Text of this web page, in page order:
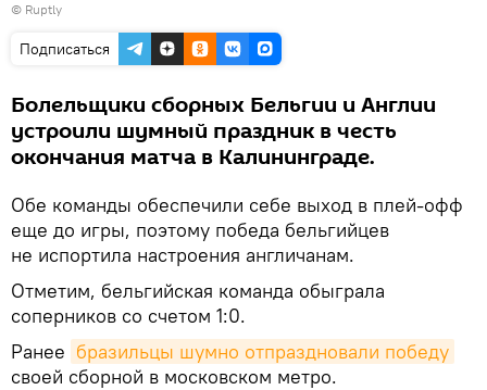
видео
© Ruptly
Подписаться
Болельщики сборных Бельгии и Англии
устроили шумный праздник в честь
окончания матча в Калининграде.
Обе команды обеспечили себе выход в плей-офф
еще до игры, поэтому победа бельгийцев
не испортила настроения англичанам.
Отметим, бельгийская команда обыграла
соперников со счетом 1:0.
Ранее бразильцы шумно отпраздновали победу
своей сборной в московском метро.